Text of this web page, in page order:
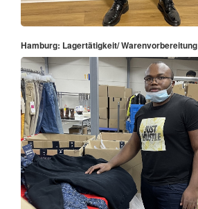
Hamburg: Lagertätigkeit/ Warenvorbereitung